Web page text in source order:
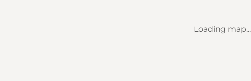
Loading map...